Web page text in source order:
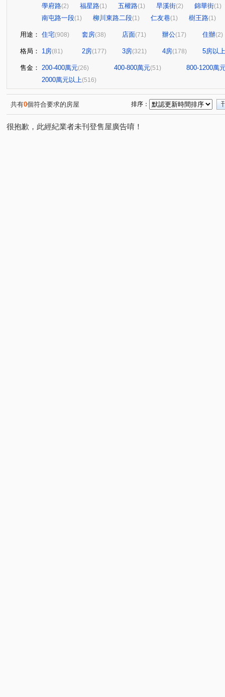
學府路(2) 福星路(1) 五權路(1) 旱溪街(2) 錦華街(1)
南屯路一段(1) 柳川東路二段(1) 仁友巷(1) 樹王路(1)
用途： 住宅(908) 套房(38) 店面(71) 辦公(17) 住辦(2)
格局： 1房(81) 2房(177) 3房(321) 4房(178) 5房以上
售金： 200-400萬元(26) 400-800萬元(51)
800-1200萬
2000萬元以上(516)
共有0個符合要求的房屋 排序：
很抱歉，此經紀業者未刊登售屋廣告唷！